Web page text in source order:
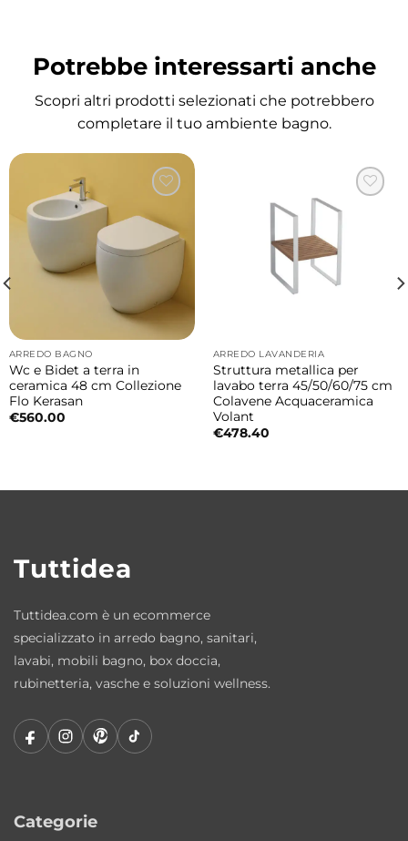
La versione senza scarico è ideale per lavabi
con piletta Click-Clack o sistemi di scarico
separati offrendo un look più essenziale e
moderno.
Controllo fluido di flusso e temperatura
Il design della maniglia consente una
regolazione precisa e fluida del flusso e della
temperatura dell’acqua migliorando comfort
e praticità quotidiana.
Ideale per lavabi da appoggio moderni
Il miscelatore lavabo da piano è
particolarmente indicato per lavabi da
Finiture disponibili
• Cromo
• Nero Matt
• Nikel Spazzolato
Materiali resistenti e qualità LaBlù
Realizzato con materiali resistenti e finiture
curate, il miscelatore lavabo Maggiore è
nell’utilizzo quotidiano.
Potrebbe interessarti anche
Scopri altri prodotti selezionati che potrebbero
completare il tuo ambiente bagno.
ARREDO BAGNO
Wc e Bidet a terra in
ceramica 48 cm Collezione
Flo Kerasan
€560.00
ARREDO LAVANDERIA
Struttura metallica per
lavabo terra 45/50/60/75 cm
Colavene Acquaceramica
Volant
€478.40
Tuttidea
Tuttidea.com è un ecommerce
specializzato in arredo bagno, sanitari,
lavabi, mobili bagno, box doccia,
rubinetteria, vasche e soluzioni wellness.
Categorie